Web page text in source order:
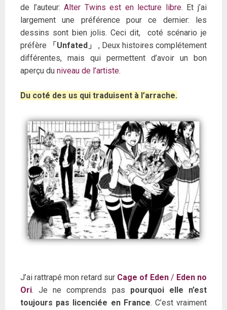
de l’auteur:Alter Twins est en lecture libre. Et j’ai
largement une préférence pour ce dernier: les
dessins sont bien jolis. Ceci dit, coté scénario je
préfère
「Unfated」
, Deux histoires complétement
différentes, mais qui permettent d’avoir un bon
aperçu du niveau de l’artiste.
Du coté des us qui traduisent à l’arrache.
J’ai rattrapé mon retard sur Cage of Eden / Eden no
Ori. Je ne comprends pas pourquoi elle n’est
toujours pas licenciée en France. C’est vraiment